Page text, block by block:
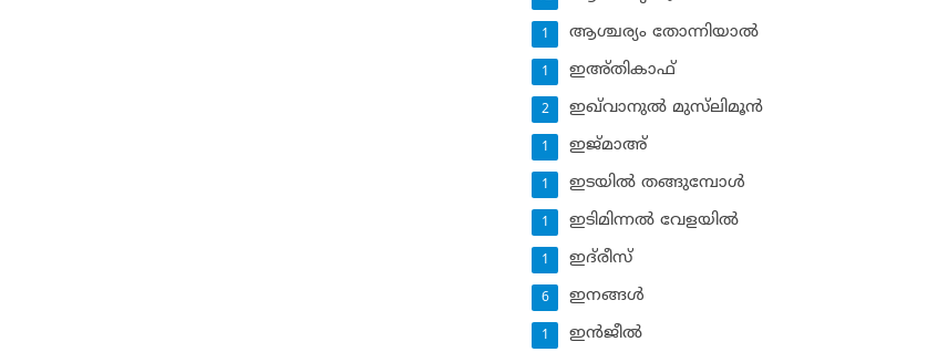
ആശ്ചര്യം തോന്നിയാല്‍
1
ഇഅ്തികാഫ്‌
1
ഇഖ്‌വാനുല്‍ മുസ്‌ലിമൂന്‍
2
ഇജ്മാഅ്
1
ഇടയില്‍ തങ്ങുമ്പോള്‍
1
ഇടിമിന്നല്‍ വേളയില്‍
1
ഇദ്‌രീസ്‌
1
ഇനങ്ങള്‍
6
ഇന്‍ജീല്‍
1